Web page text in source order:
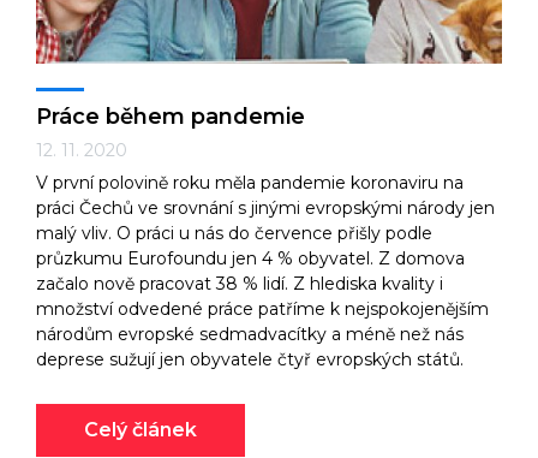
Práce během pandemie
12. 11. 2020
V první polovině roku měla pandemie koronaviru na
práci Čechů ve srovnání s jinými evropskými národy jen
malý vliv. O práci u nás do července přišly podle
průzkumu Eurofoundu jen 4 % obyvatel. Z domova
začalo nově pracovat 38 % lidí. Z hlediska kvality i
množství odvedené práce patříme k nejspokojenějším
národům evropské sedmadvacítky a méně než nás
deprese sužují jen obyvatele čtyř evropských států.
Celý článek